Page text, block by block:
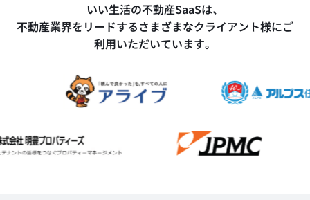
いい生活の不動産SaaSは、
不動産業界をリードするさまざまなクライアント様にご
利用いただいています。